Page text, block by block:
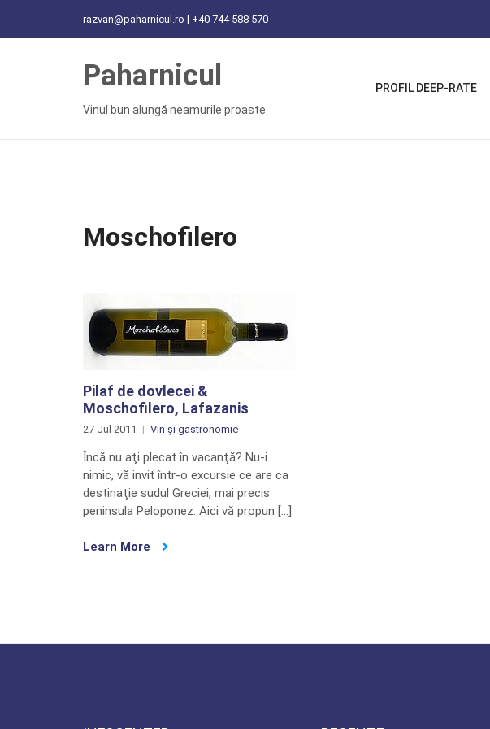
razvan@paharnicul.ro | +40 744 588 570
Paharnicul
Vinul bun alungă neamurile proaste
PROFIL DEEP-RATE
Moschofilero
Pilaf de dovlecei &
Moschofilero, Lafazanis
27 Jul 2011 Vin și gastronomie
Încă nu aţi plecat în vacanţă? Nu-i
nimic, vă invit într-o excursie ce are ca
destinaţie sudul Greciei, mai precis
peninsula Peloponez. Aici vă propun […]
Learn More